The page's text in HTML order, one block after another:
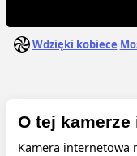
Wdzięki kobiece
O tej
Kamera internetowa